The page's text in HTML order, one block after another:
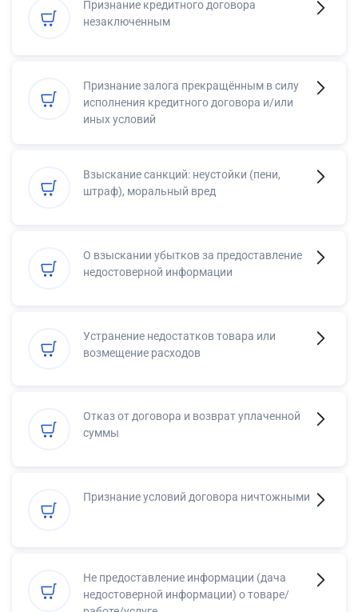
Признание кредитного договора
незаключенным
Признание залога прекращённым в силу
исполнения кредитного договора и/или
иных условий
Взыскание санкций: неустойки (пени,
штраф), моральный вред
О взыскании убытков за предоставление
недостоверной информации
Устранение недостатков товара или
возмещение расходов
Отказ от договора и возврат уплаченной
суммы
Признание условий договора ничтожными
Не предоставление информации (дача
недостоверной информации) о товаре/